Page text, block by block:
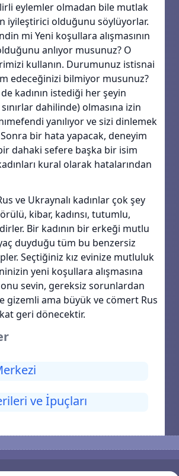
eylemler olmadan bile mutlak
iyileştirici olduğunu söylüyorlar.
mi Yeni koşullara alışmasının
anlıyor musunuz? O
kullanın. Durumunuz istisnai
edeceğinizi bilmiyor musunuz?
kadının istediği her şeyin
dahilinde) olmasına izin
yanılıyor ve sizi dinlemek
bir hata yapacak, deneyim
dahaki sefere başka bir isim
kural olarak hatalarından
ve Ukraynalı kadınlar çok şey
kibar, kadınsı, tutumlu,
Bir kadının bir erkeği mutlu
duyduğu tüm bu benzersiz
Seçtiğiniz kız evinize mutluluk
yeni koşullara alışmasına
onu sevin, gereksiz sorunlardan
gizemli ama büyük ve cömert Rus
geri dönecektir.
ve İpuçları